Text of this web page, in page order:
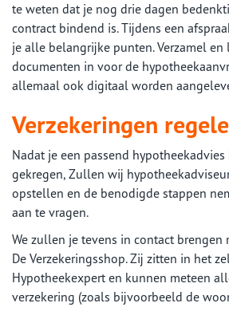
te weten dat je nog drie dagen
contract bindend is. Tijdens een
je alle belangrijke punten. Verzamel
documenten in voor de
allemaal ook digitaal worden
Verzekeringen
Nadat je een passend hypotheekadvies
gekregen, Zullen wij
opstellen en de benodigde stappen
aan te vragen.
We zullen je tevens in contact brengen
De Verzekeringsshop. Zij zitten in het
Hypotheekexpert en kunnen meteen
verzekering (zoals bijvoorbeeld de